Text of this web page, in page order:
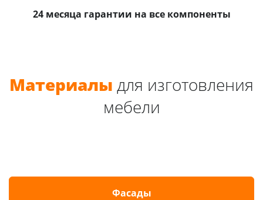
24 месяца гарантии на все компоненты
Материалы для изготовления
мебели
Фасады